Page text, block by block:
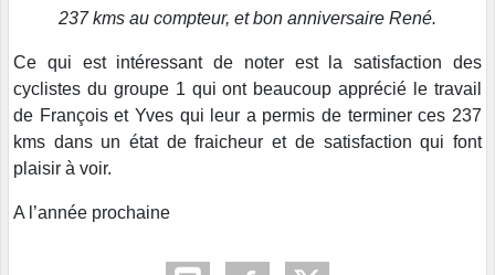
237 kms au compteur, et bon anniversaire René.
Ce qui est intéressant de noter est la satisfaction des
cyclistes du groupe 1 qui ont beaucoup apprécié le travail
de François et Yves qui leur a permis de terminer ces 237
kms dans un état de fraicheur et de satisfaction qui font
plaisir à voir.
A l’année prochaine